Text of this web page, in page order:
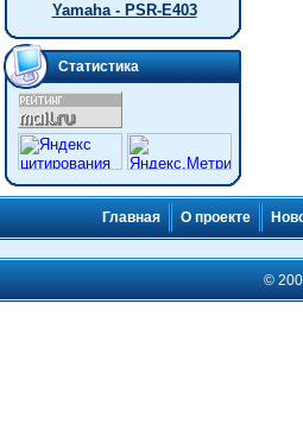
Yamaha - PSR-E403
Статистика
Главная О проекте
©